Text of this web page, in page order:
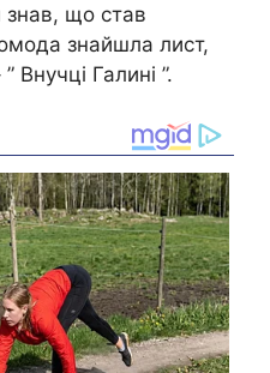
знав, що став
знайшла лист,
Внучці Галині ”.